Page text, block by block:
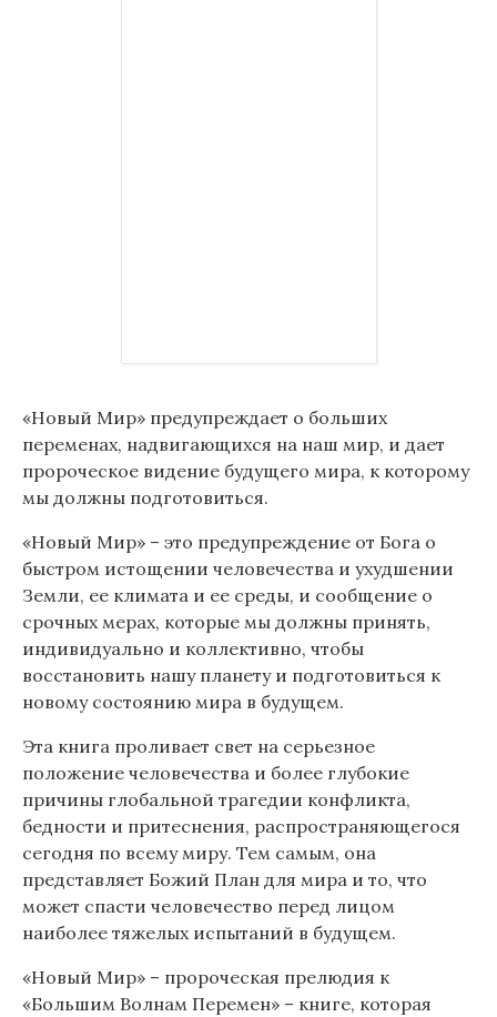
«Новый Мир» предупреждает о больших
переменах, надвигающихся на наш мир, и дает
пророческое видение будущего мира, к которому
мы должны подготовиться.
«Новый Мир» – это предупреждение от Бога о
быстром истощении человечества и ухудшении
Земли, ее климата и ее среды, и сообщение о
срочных мерах, которые мы должны принять,
индивидуально и коллективно, чтобы
восстановить нашу планету и подготовиться к
новому состоянию мира в будущем.
Эта книга проливает свет на серьезное
положение человечества и более глубокие
причины глобальной трагедии конфликта,
бедности и притеснения, распространяющегося
сегодня по всему миру. Тем самым, она
представляет Божий План для мира и то, что
может спасти человечество перед лицом
наиболее тяжелых испытаний в будущем.
«Новый Мир» – пророческая прелюдия к
«Большим Волнам Перемен» – книге, которая